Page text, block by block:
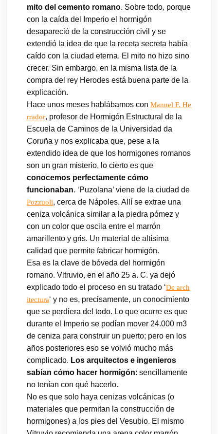
mito del cemento romano. Sobre todo, porque
con la caída del Imperio el hormigón
desapareció de la construcción civil y se
extendió la idea de que la receta secreta había
caído con la ciudad eterna. El mito no hizo sino
crecer. Sin embargo, en la misma lista de la
compra del rey Herodes está buena parte de la
explicación.
Hace unos meses hablábamos con Manuel F. He
rrador, profesor de Hormigón Estructural de la
Escuela de Caminos de la Universidad da
Coruña y nos explicaba que, pese a la
extendido idea de que los hormigones romanos
son un gran misterio, lo cierto es que
conocemos perfectamente cómo
funcionaban. ‘Puzolana’ viene de la ciudad de
Pozzuoli, cerca de Nápoles. Allí se extrae una
ceniza volcánica similar a la piedra pómez y
con un color que oscila entre el marrón
amarillento y gris. Un material de altísima
calidad que permite fabricar hormigón.
Esa es la clave de bóveda del hormigón
romano. Vitruvio, en el año 25 a. C. ya dejó
explicado todo el proceso en su tratado ‘De arch
itectura‘ y no es, precisamente, un conocimiento
que se perdiera del todo. Lo que ocurre es que
durante el Imperio se podían mover 24.000 m3
de ceniza para construir un puerto; pero en los
años posteriores eso se volvió mucho más
complicado. Los arquitectos e ingenieros
sabían cómo hacer hormigón: sencillamente
no tenían con qué hacerlo.
No es que solo haya cenizas volcánicas (o
materiales que permitan la construcción de
hormigones) a los pies del Vesubio. El mismo